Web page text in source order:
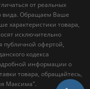
от реальных
вида. Обращаем Ваше
характеристики товара,
исключительно
публичной офертой,
кодекса
информации о
товара, обращайтесь,
Максима".